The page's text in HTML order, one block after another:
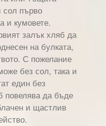
сол първо
и кумовете.
залък хляб да
на булката,
С пожелание
без сол, така и
един без
повелява да бъде
и щастлив